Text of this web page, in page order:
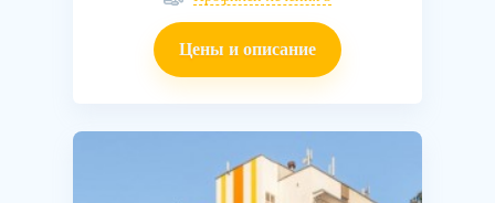
Цены и описание